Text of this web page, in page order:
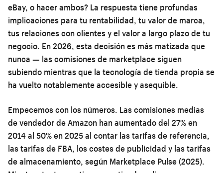
eBay, o hacer ambos? La respuesta tiene profundas
implicaciones para tu rentabilidad, tu valor de marca,
tus relaciones con clientes y el valor a largo plazo de tu
negocio. En 2026, esta decisión es más matizada que
nunca — las comisiones de marketplace siguen
subiendo mientras que la tecnología de tienda propia se
ha vuelto notablemente accesible y asequible.
Empecemos con los números. Las comisiones medias
de vendedor de Amazon han aumentado del 27% en
2014 al 50% en 2025 al contar las tarifas de referencia,
las tarifas de FBA, los costes de publicidad y las tarifas
de almacenamiento, según Marketplace Pulse (2025).